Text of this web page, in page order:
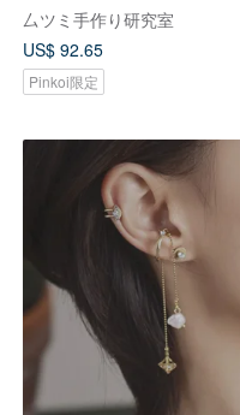
厶ツミ手作り研究室
US$ 92.65
Pinkoi限定